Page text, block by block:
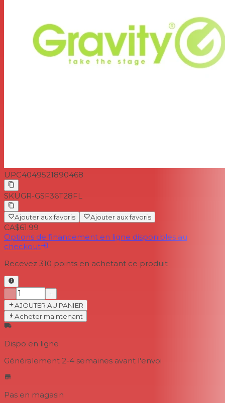
UPC4049521890468
SKUGR-GSF36T28FL
Ajouter aux favoris Ajouter aux favoris
CA$61.99
Options de financement en ligne disponibles au
checkout
Recevez 310 points en achetant ce produit
−
+
AJOUTER AU PANIER
Acheter maintenant
Dispo en ligne
Généralement 2-4 semaines avant l'envoi
Pas en magasin